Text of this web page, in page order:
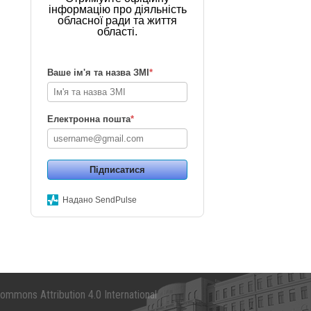
інформацію про діяльність
обласної ради та життя
області.
Ваше ім'я та назва ЗМІ*
Електронна пошта*
Підписатися
Надано SendPulse
Attribution 4.0 International